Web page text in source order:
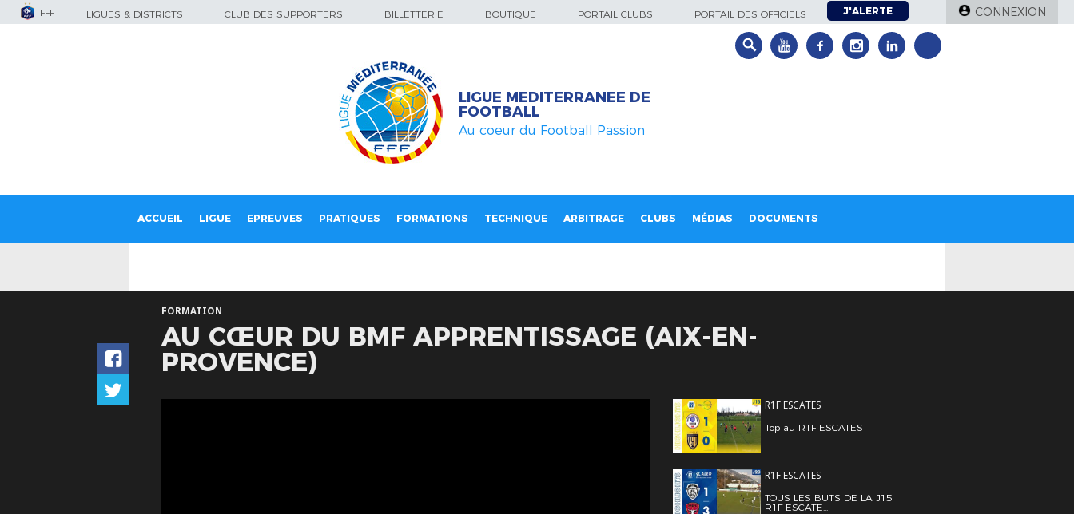
FFF LIGUES & DISTRICTS CLUB DES SUPPORTERS BILLETTERIE BOUTIQUE PORTAIL CLUBS PORTAIL DES OFFICIELS J'ALERTE CONNEXION
LIGUE MEDITERRANEE DE
FOOTBALL
Au coeur du Football Passion
ACCUEIL LIGUE EPREUVES PRATIQUES FORMATIONS TECHNIQUE ARBITRAGE CLUBS MÉDIAS DOCUMENTS
FORMATION
AU CŒUR DU BMF APPRENTISSAGE (AIX-EN-
PROVENCE)
R1F ESCATES
Top au R1F ESCATES
R1F ESCATES
TOUS LES BUTS DE LA J15
R1F ESCATE...